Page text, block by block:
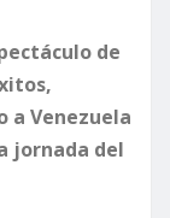
de
a Venezuela
jornada del